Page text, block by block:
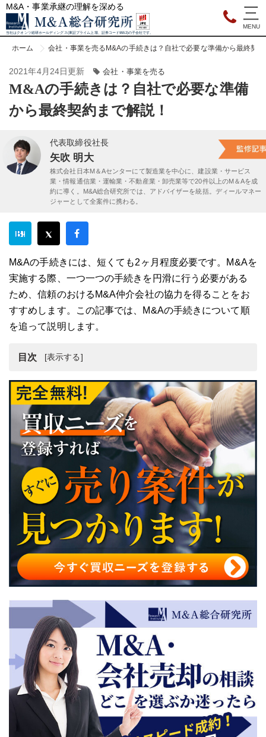
M&A・事業承継の理解を深める
当社はクオンツ総研ホールディングス(東証プライム上場、証券コード9552)の子会社です。
ホーム 会社・事業を売る M&Aの手続きは？自社で必要な準備から最終契
2021年4月24日更新 会社・事業を売る
M&Aの手続きは？自社で必要な準備
から最終契約まで解説！
代表取締役社長
矢吹 明大
株式会社日本M＆Aセンターにて製造業を中心に、建設業・サービス
業・情報通信業・運輸業・不動産業・卸売業等で20件以上のM＆Aを成
約に導く。M&A総合研究所では、アドバイザーを統括。ディールマネー
ジャーとして全案件に携わる。
M&Aの手続きには、短くても2ヶ月程度必要です。M&Aを
実施する際、一つ一つの手続きを円滑に行う必要がある
ため、信頼のおけるM&A仲介会社の協力を得ることをお
すすめします。この記事では、M&Aの手続きについて順
を追って説明します。
目次
M&Aの手続き
M&Aの手続き①自社での準備
M&Aの手続き②仲介会社の利用
M&Aの手続き③買い手企業への打診
M&Aの手続き④デューデリジェンス
M&Aの手続き⑤交渉から最終契約
M&Aの手続き⑥共同経営
クロスボーダーM&Aの手続き
まとめ